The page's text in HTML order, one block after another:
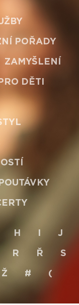
POŘADY
ZAMYŠLENÍ
PRO DĚTI
H J
R Ř S
Ž # (